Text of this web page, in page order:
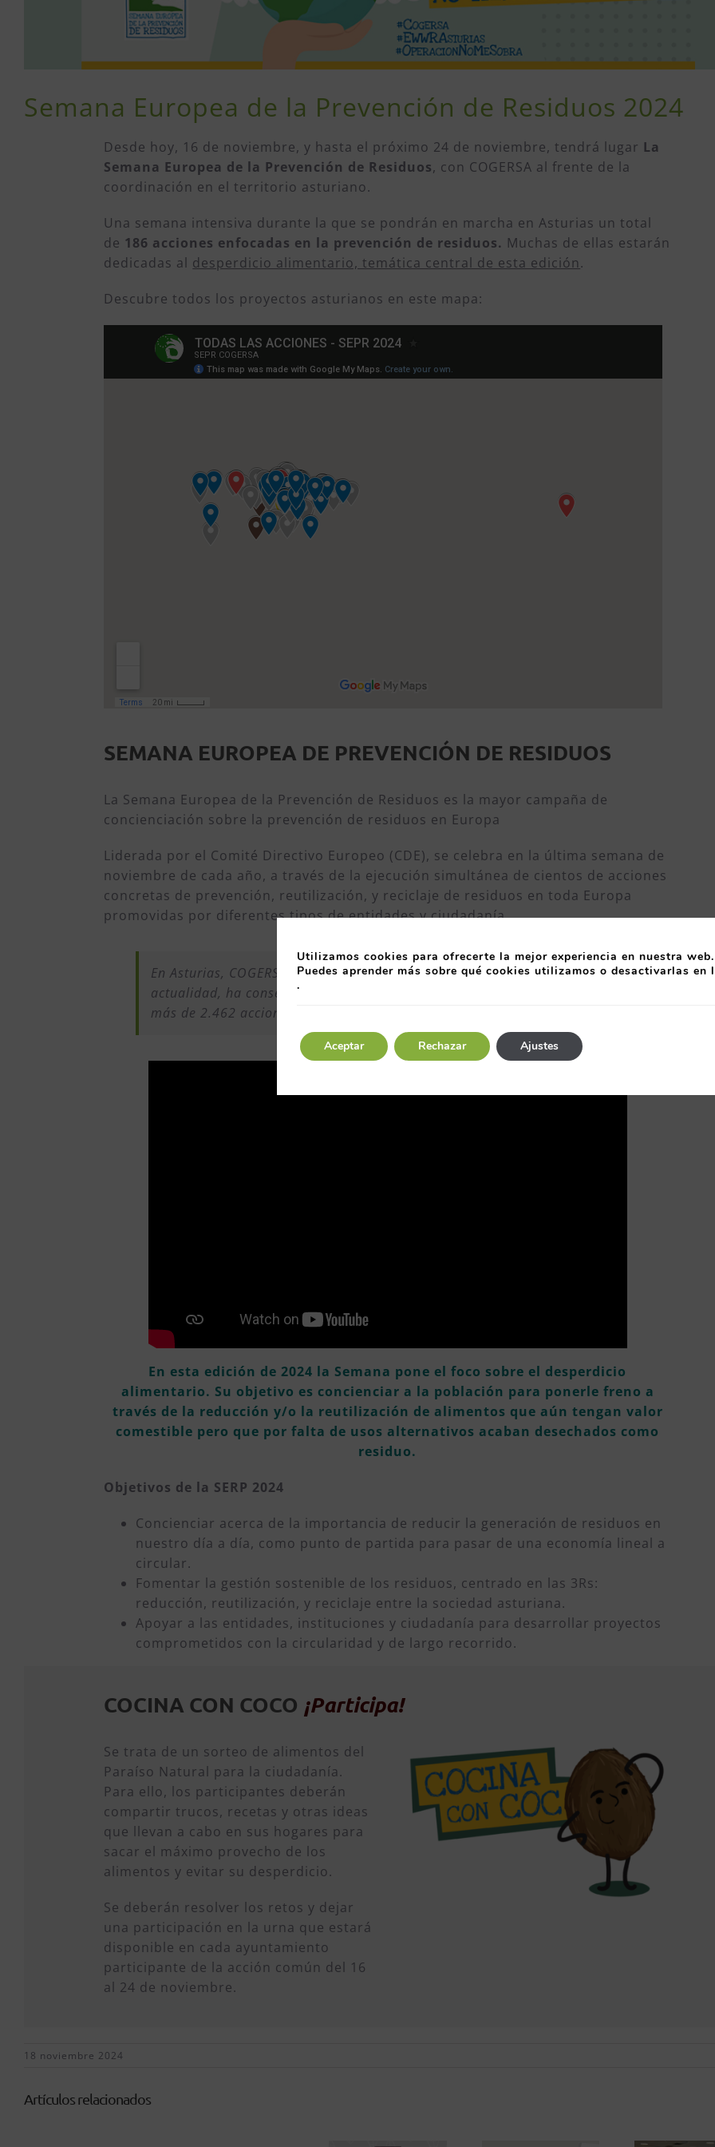
Semana Europea de la Prevención de Residuos 2024
Desde hoy, 16 de noviembre, y hasta el próximo 24 de noviembre, tendrá lugar La
Semana Europea de la Prevención de Residuos, con COGERSA al frente de la
coordinación en el territorio asturiano.
Una semana intensiva durante la que se pondrán en marcha en Asturias un total
de 186 acciones enfocadas en la prevención de residuos. Muchas de ellas estarán
dedicadas al desperdicio alimentario, temática central de esta edición.
Descubre todos los proyectos asturianos en este mapa:
SEMANA EUROPEA DE PREVENCIÓN DE RESIDUOS
La Semana Europea de la Prevención de Residuos es la mayor campaña de
concienciación sobre la prevención de residuos en Europa
Liderada por el Comité Directivo Europeo (CDE), se celebra en la última semana de
noviembre de cada año, a través de la ejecución simultánea de cientos de acciones
concretas de prevención, reutilización, y reciclaje de residuos en toda Europa
promovidas por diferentes tipos de entidades y ciudadanía.
En Asturias, COGERSA coordina este proyecto desde el año 2010 y, hasta la
actualidad, ha conseguido que se sumen 1.897 entidades desarrollando
más de 2.462 acciones.
En esta edición de 2024 la Semana pone el foco sobre el desperdicio
alimentario. Su objetivo es concienciar a la población para ponerle freno a
través de la reducción y/o la reutilización de alimentos que aún tengan valor
comestible pero que por falta de usos alternativos acaban desechados como
residuo.
Objetivos de la SERP 2024
Concienciar acerca de la importancia de reducir la generación de residuos en
nuestro día a día, como punto de partida para pasar de una economía lineal a
circular.
Fomentar la gestión sostenible de los residuos, centrado en las 3Rs:
reducción, reutilización, y reciclaje entre la sociedad asturiana.
Apoyar a las entidades, instituciones y ciudadanía para desarrollar proyectos
comprometidos con la circularidad y de largo recorrido.
COCINA CON COCO ¡Participa!
Se trata de un sorteo de alimentos del
Paraíso Natural para la ciudadanía.
Para ello, los participantes deberán
compartir trucos, recetas y otras ideas
que llevan a cabo en sus hogares para
sacar el máximo provecho de los
alimentos y evitar su desperdicio.
Se deberán resolver los retos y dejar
una participación en la urna que estará
disponible en cada ayuntamiento
participante de la acción común del 16
al 24 de noviembre.
18 noviembre 2024
Artículos relacionados
Utilizamos cookies para ofrecerte la mejor experiencia en nuestra web.
Puedes aprender más sobre qué cookies utilizamos o desactivarlas en
.
Aceptar Rechazar Ajustes